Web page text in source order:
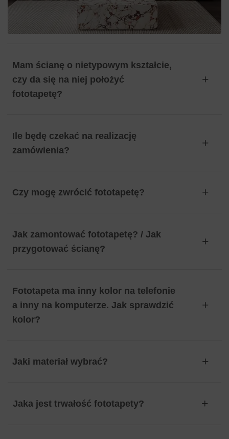
Mam ścianę o nietypowym kształcie,
czy da się na niej położyć
fototapetę?
Ile będę czekać na realizację
zamówienia?
Czy mogę zwrócić fototapetę?
Jak zamontować fototapetę? / Jak
przygotować ścianę?
Fototapeta ma inny kolor na telefonie
a inny na komputerze. Jak sprawdzić
kolor?
Jaki materiał wybrać?
Jaka jest trwałość fototapety?